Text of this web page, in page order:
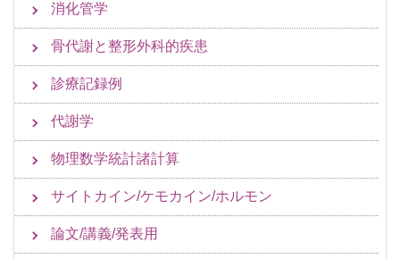
消化管学
骨代謝と整形外科的疾患
診療記録例
代謝学
物理数学統計諸計算
サイトカイン/ケモカイン/ホルモン
論文/講義/発表用